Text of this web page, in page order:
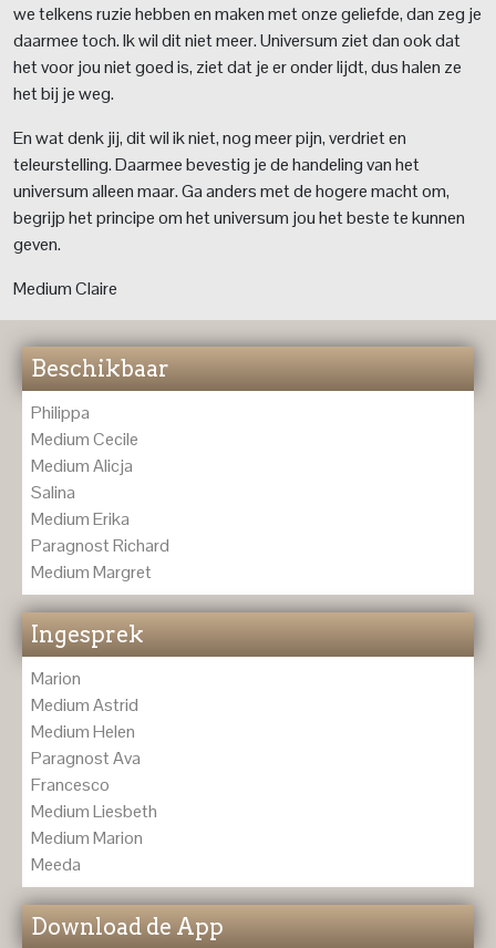
we telkens ruzie hebben en maken met onze geliefde, dan zeg je
daarmee toch. Ik wil dit niet meer. Universum ziet dan ook dat
het voor jou niet goed is, ziet dat je er onder lijdt, dus halen ze
het bij je weg.
En wat denk jij, dit wil ik niet, nog meer pijn, verdriet en
teleurstelling. Daarmee bevestig je de handeling van het
universum alleen maar. Ga anders met de hogere macht om,
begrijp het principe om het universum jou het beste te kunnen
geven.
Medium Claire
Beschikbaar
Philippa
Medium Cecile
Medium Alicja
Salina
Medium Erika
Paragnost Richard
Medium Margret
Ingesprek
Marion
Medium Astrid
Medium Helen
Paragnost Ava
Francesco
Medium Liesbeth
Medium Marion
Meeda
Download de App